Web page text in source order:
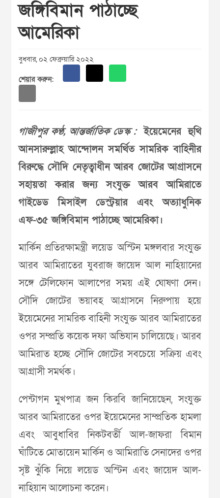
জঙ্গিবিমান পাঠাচ্ছে
আমেরিকা
বুধবার, ০২ ফেব্রুয়ারি ২০২২
শেয়ার করুন:
গাজীপুর কণ্ঠ, আন্তর্জাতিক ডেস্ক :ইয়েমেনের হুথি
আনসারুল্লাহ আন্দোলন সমর্থিত সামরিক বাহিনীর
বিরুদ্ধে সৌদি নেতৃত্বাধীন আরব জোটের আগ্রাসনে
সহায়তা করার জন্য সংযুক্ত আরব আমিরাতে
গাইডেড মিসাইল ডেস্ট্রয়ার এবং অত্যাধুনিক
এফ-৩৫ জঙ্গিবিমান পাঠাচ্ছে আমেরিকা।
মার্কিন প্রতিরক্ষামন্ত্রী লয়েড অস্টিন মঙ্গলবার সংযুক্ত
আরব আমিরাতের যুবরাজ জায়েদ আল নাহিয়ানের
সঙ্গে টেলিফোন আলাপের সময় এই ঘোষণা দেন।
সৌদি জোটের ভয়াবহ আগ্রাসনে নিরুপায় হয়ে
ইয়েমেনের সামরিক বাহিনী সংযুক্ত আরব আমিরাতের
ওপর সম্প্রতি কয়েক দফা অভিযান চালিয়েছে। আরব
আমিরাত হচ্ছে সৌদি জোটের সবচেয়ে সক্রিয় এবং
আগ্রাসী সমর্থক।
পেন্টাগন মুখপাত্র জন কিরবি জানিয়েছেন, সংযুক্ত
আরব আমিরাতের ওপর ইয়েমেনের সাম্প্রতিক হামলা
এবং আবুধাবির নিকটবর্তী আল-জাফরা বিমান
ঘাঁটিতে মোতায়েন মার্কিন ও আমিরাতি সেনাদের ওপর
সৃষ্ট ঝুঁকি নিয়ে লয়েড অস্টিন এবং জায়েদ আল-
নাহিয়ান আলোচনা করেন।